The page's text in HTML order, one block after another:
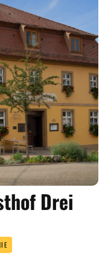
Drei